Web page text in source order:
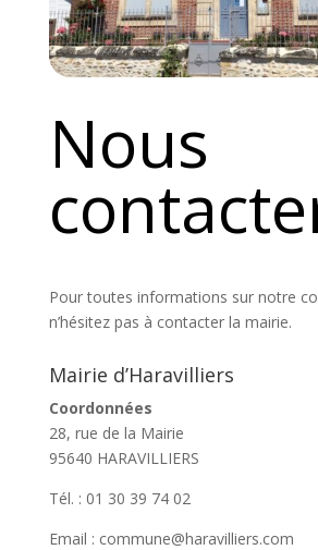
Nous
Pour toutes informations sur notre
n’hésitez pas à contacter la mairie.
Mairie d’Haravilliers
Coordonnées
28, rue de la Mairie
95640 HARAVILLIERS
Tél. : 01 30 39 74 02
Email : commune@haravilliers.com